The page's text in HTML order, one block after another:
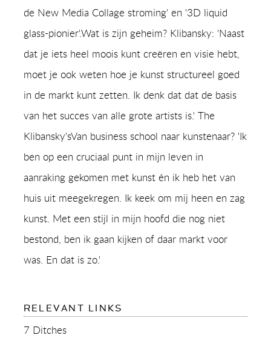
de New Media Collage stroming' en '3D liquid
glass-pionier'.Wat is zijn geheim? Klibansky: 'Naast
dat je iets heel moois kunt creëren en visie hebt,
moet je ook weten hoe je kunst structureel goed
in de markt kunt zetten. Ik denk dat dat de basis
van het succes van alle grote artists is.' The
Klibansky'sVan business school naar kunstenaar? 'Ik
ben op een cruciaal punt in mijn leven in
aanraking gekomen met kunst én ik heb het van
huis uit meegekregen. Ik keek om mij heen en zag
kunst. Met een stijl in mijn hoofd die nog niet
bestond, ben ik gaan kijken of daar markt voor
was. En dat is zo.'
RELEVANT LINKS
7
7 Ditches